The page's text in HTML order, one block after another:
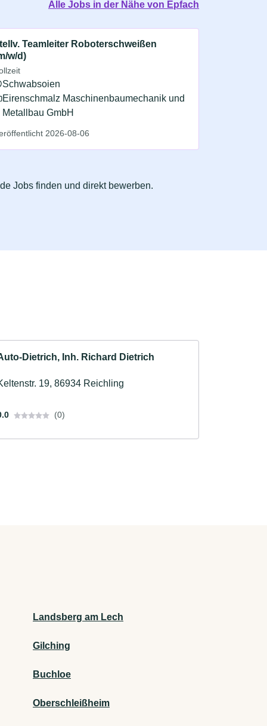
Alle Jobs in der Nähe von Epfach
Teamleiter Roboterschweißen
w/d)
Schwabsoien
Eirenschmalz Maschinenbaumechanik und
Metallbau GmbH
2026-08-06
Jobs finden und direkt bewerben.
Dietrich, Inh. Richard Dietrich
19, 86934 Reichling
(0)
Landsberg am Lech
Gilching
Buchloe
Oberschleißheim